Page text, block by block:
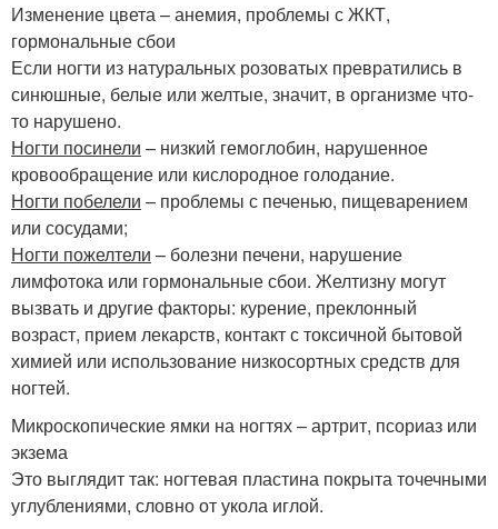
Изменение цвета – анемия, проблемы с ЖКТ,
гормональные сбои
Если ногти из натуральных розоватых превратились в
синюшные, белые или желтые, значит, в организме что-
то нарушено.
Ногти посинели – низкий гемоглобин, нарушенное
кровообращение или кислородное голодание.
Ногти побелели – проблемы с печенью, пищеварением
или сосудами;
Ногти пожелтели – болезни печени, нарушение
лимфотока или гормональные сбои. Желтизну могут
вызвать и другие факторы: курение, преклонный
возраст, прием лекарств, контакт с токсичной бытовой
химией или использование низкосортных средств для
ногтей.
Микроскопические ямки на ногтях – артрит, псориаз или
экзема
Это выглядит так: ногтевая пластина покрыта точечными
углублениями, словно от укола иглой.